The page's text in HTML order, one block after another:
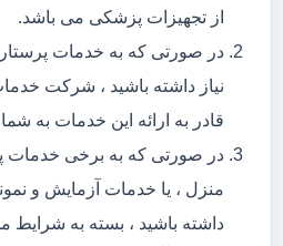
از تجهیزات پزشکی می باشد.
در صورتی که به خدمات
نیاز داشته باشید ، شرکت
قادر به ارائه این خدمات به
در صورتی که به برخی خدمات
منزل ، یا خدمات آزمایش و
داشته باشید ، بسته به